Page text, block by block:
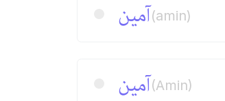
آمین(amin)
آمین(Amin)